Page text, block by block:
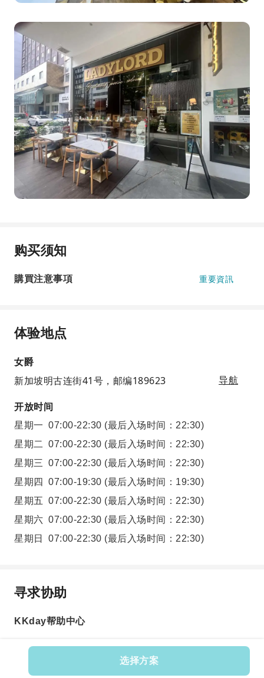
选择方案
购买须知
購買注意事項 重要資訊
体验地点
女爵
新加坡明古连街41号，邮编189623
导航
开放时间
星期一 07:00-22:30 (最后入场时间：22:30)
星期二 07:00-22:30 (最后入场时间：22:30)
星期三 07:00-22:30 (最后入场时间：22:30)
星期四
07:00-19:30 (最后入场时间：19:30)
星期五 07:00-22:30 (最后入场时间：22:30)
星期六 07:00-22:30 (最后入场时间：22:30)
星期日
07:00-22:30 (最后入场时间：22:30)
寻求协助
KKday帮助中心